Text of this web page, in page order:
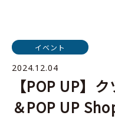
イベント
2024.12.04
【POP UP】
＆POP UP